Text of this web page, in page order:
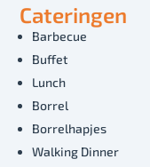
Cateringen
Barbecue
Buffet
Lunch
Borrel
Borrelhapjes
Walking Dinner